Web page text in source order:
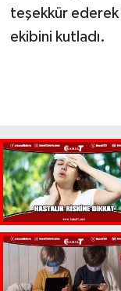
teşekkür
ekibini kutladı.